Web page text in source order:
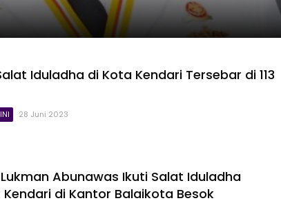
Iduladha di Kota Kendari Tersebar di 113
28 Juni 2023
Abunawas Ikuti Salat Iduladha
di Kantor Balaikota Besok